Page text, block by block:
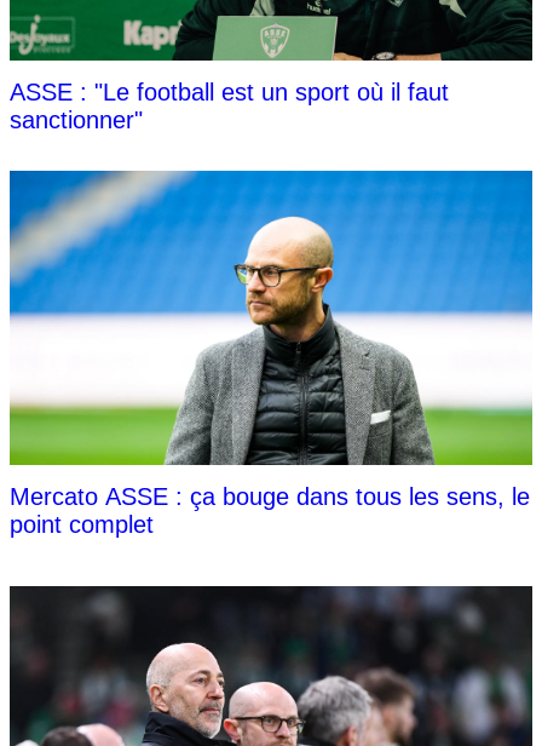
ASSE : "Le football est un sport où il faut
sanctionner"
Mercato ASSE : ça bouge dans tous les sens, le
point complet